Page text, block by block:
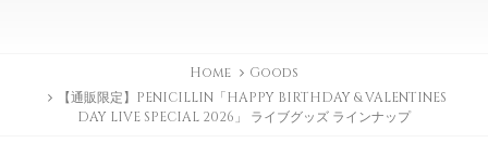
Home
Goods
【通販限定】PENICILLIN「HAPPY BIRTHDAY & VALENTINES
DAY LIVE SPECIAL 2026」 ライブグッズ ラインナップ